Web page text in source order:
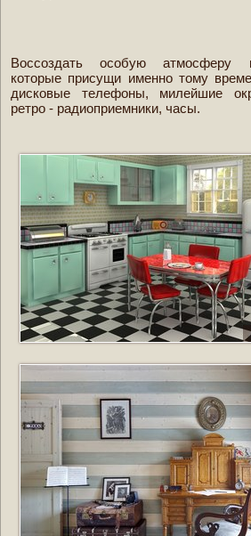
Воссоздать особую атмосферу
которые присущи именно тому
дисковые телефоны, милейшие
ретро - радиоприемники, часы.